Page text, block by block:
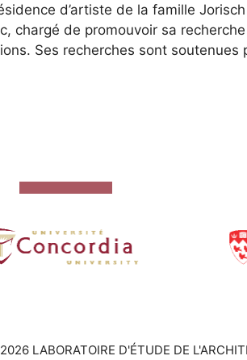
d’artiste de la famille
chargé de promouvoir sa
Ses recherches sont
LABORATOIRE D'ÉTUDE DE